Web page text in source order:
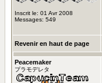
Inscrit le: 01 Avr 2008
Messages: 549
Revenir en haut de page
Peacemaker
プラモデレタ